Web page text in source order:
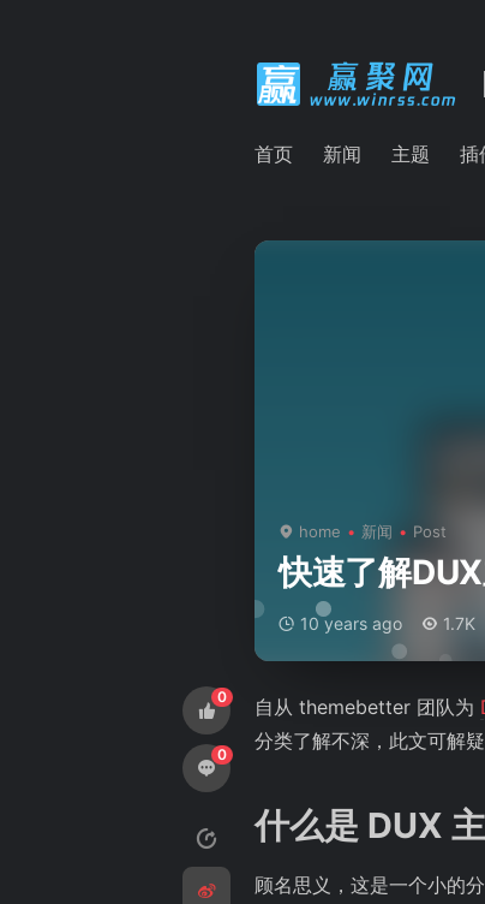
首页 新闻 主题 插
home 新闻 Post
快速了解
10 years ago 1.7K
0
0
自从 themebetter 团队为
分类了解不深，此文可解疑
什么是 DUX
顾名思义，这是一个小的